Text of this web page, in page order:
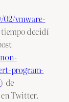
02/vmware-
tiempo decidí
program-
) de
Twitter.